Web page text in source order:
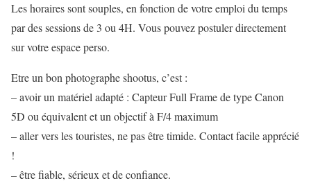
Les horaires sont souples, en fonction de votre emploi du temps
par des sessions de 3 ou 4H. Vous pouvez postuler directement
sur votre espace perso.
Etre un bon photographe shootus, c’est :
– avoir un matériel adapté : Capteur Full Frame de type Canon
5D ou équivalent et un objectif à F/4 maximum
– aller vers les touristes, ne pas être timide. Contact facile apprécié
!
– être fiable, sérieux et de confiance.